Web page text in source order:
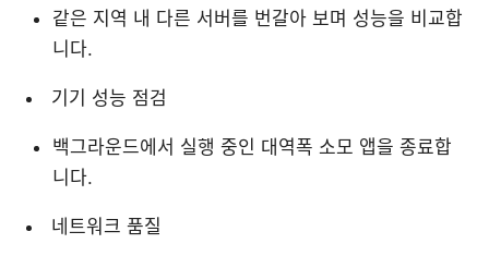
같은 지역 내 다른 서버를 번갈아 보며 성능을 비교합
니다.
기기 성능 점검
백그라운드에서 실행 중인 대역폭 소모 앱을 종료합
니다.
네트워크 품질